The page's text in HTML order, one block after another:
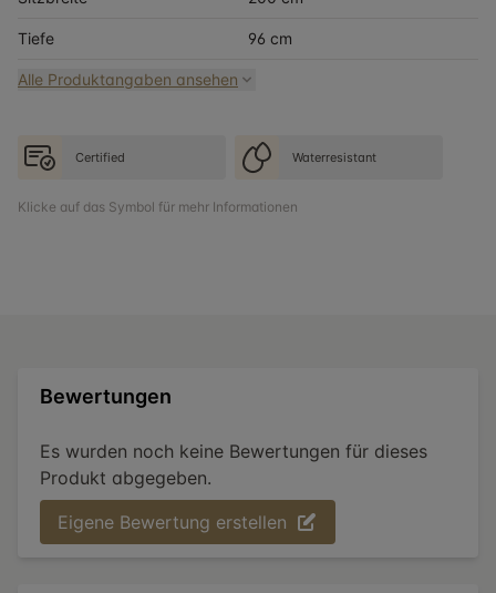
Tiefe 96 cm
Alle Produktangaben ansehen
Certified Waterresistant
Klicke auf das Symbol für mehr Informationen
Bewertungen
Es wurden noch keine Bewertungen für dieses
Produkt abgegeben.
Eigene Bewertung erstellen